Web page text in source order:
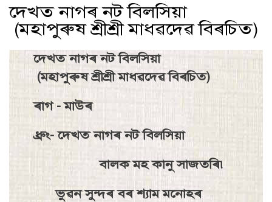
দেখত নাগৰ নট বিলসিয়া
(মহাপুৰুষ শ্ৰীশ্ৰী মাধৱদেৱ বিৰচিত)
দেখত নাগৰ নট বিলসিয়া
(মহাপুৰুষ শ্ৰীশ্ৰী মাধৱদেৱ বিৰচিত)
ৰাগ - মাউৰ
ধ্ৰুং- দেখত নাগৰ নট বিলসিয়া
বালক মহ কানু সাজতৰি৷
ভুৱন সুন্দৰ বৰ শ্যাম মনােহৰ